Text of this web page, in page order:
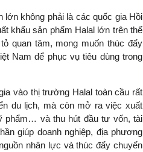
lớn không phải là các quốc gia Hồi
khẩu sản phẩm Halal lớn trên thế
quan tâm, mong muốn thúc đẩy
Nam để phục vụ tiêu dùng trong
vào thị trường Halal toàn cầu rất
du lịch, mà còn mở ra việc xuất
phẩm… và thu hút đầu tư vốn, tài
giúp doanh nghiệp, địa phương
nhân lực và thúc đẩy chuyển